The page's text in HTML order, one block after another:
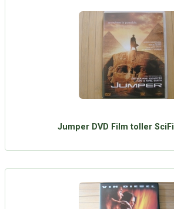
Jumper DVD Film toller SciFi